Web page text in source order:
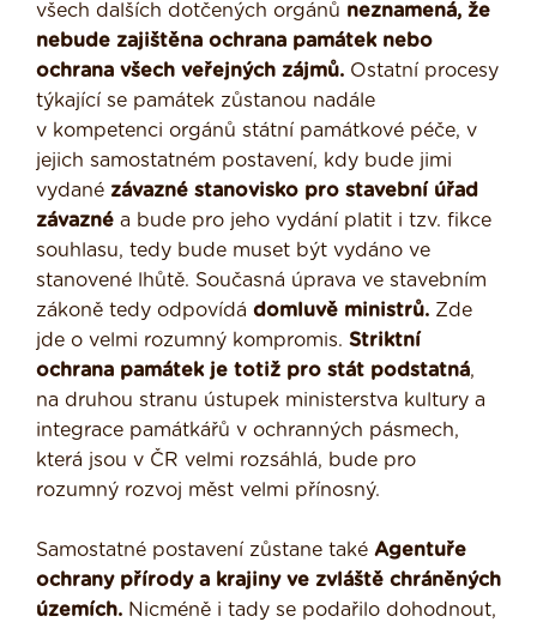
všech dalších dotčených orgánů neznamená, že
nebude zajištěna ochrana památek nebo
ochrana všech veřejných zájmů. Ostatní procesy
týkající se památek zůstanou nadále
v kompetenci orgánů státní památkové péče, v
jejich samostatném postavení, kdy bude jimi
vydané závazné stanovisko pro stavební úřad
závazné a bude pro jeho vydání platit i tzv. fikce
souhlasu, tedy bude muset být vydáno ve
stanovené lhůtě. Současná úprava ve stavebním
zákoně tedy odpovídá domluvě ministrů. Zde
jde o velmi rozumný kompromis. Striktní
ochrana památek je totiž pro stát podstatná,
na druhou stranu ústupek ministerstva kultury a
integrace památkářů v ochranných pásmech,
která jsou v ČR velmi rozsáhlá, bude pro
rozumný rozvoj měst velmi přínosný.
Samostatné postavení zůstane také Agentuře
ochrany přírody a krajiny ve zvláště chráněných
územích. Nicméně i tady se podařilo dohodnout,